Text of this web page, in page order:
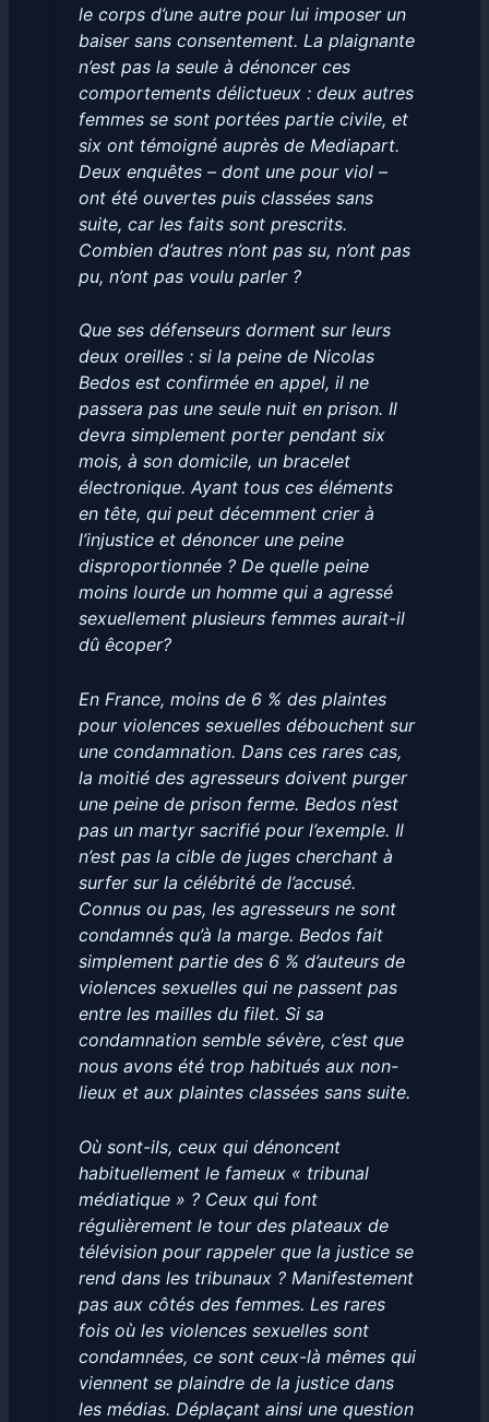
le corps d’une autre pour lui imposer un
baiser sans consentement. La plaignante
n’est pas la seule à dénoncer ces
comportements délictueux : deux autres
femmes se sont portées partie civile, et
six ont témoigné auprès de Mediapart.
Deux enquêtes – dont une pour viol –
ont été ouvertes puis classées sans
suite, car les faits sont prescrits.
Combien d’autres n’ont pas su, n’ont pas
pu, n’ont pas voulu parler ?
Que ses défenseurs dorment sur leurs
deux oreilles : si la peine de Nicolas
Bedos est confirmée en appel, il ne
passera pas une seule nuit en prison. Il
devra simplement porter pendant six
mois, à son domicile, un bracelet
électronique. Ayant tous ces éléments
en tête, qui peut décemment crier à
l’injustice et dénoncer une peine
disproportionnée ? De quelle peine
moins lourde un homme qui a agressé
sexuellement plusieurs femmes aurait-il
dû êcoper?
En France, moins de 6 % des plaintes
pour violences sexuelles débouchent sur
une condamnation. Dans ces rares cas,
la moitié des agresseurs doivent purger
une peine de prison ferme. Bedos n’est
pas un martyr sacrifié pour l’exemple. Il
n’est pas la cible de juges cherchant à
surfer sur la célébrité de l’accusé.
Connus ou pas, les agresseurs ne sont
condamnés qu’à la marge. Bedos fait
simplement partie des 6 % d’auteurs de
violences sexuelles qui ne passent pas
entre les mailles du filet. Si sa
condamnation semble sévère, c’est que
nous avons été trop habitués aux non-
lieux et aux plaintes classées sans suite.
Où sont-ils, ceux qui dénoncent
habituellement le fameux « tribunal
médiatique » ? Ceux qui font
régulièrement le tour des plateaux de
télévision pour rappeler que la justice se
rend dans les tribunaux ? Manifestement
pas aux côtés des femmes. Les rares
fois où les violences sexuelles sont
condamnées, ce sont ceux-là mêmes qui
viennent se plaindre de la justice dans
les médias. Déplaçant ainsi une question